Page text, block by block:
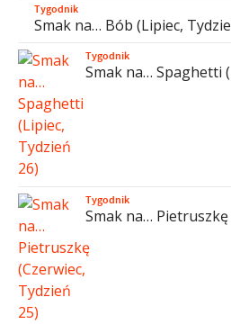
Tygodnik
Smak na… Bób (Lipiec,
Tygodnik
Smak na… Spaghetti
Tygodnik
Smak na…